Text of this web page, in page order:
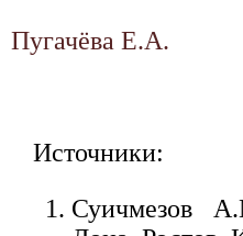
Пугачёва Е.А.
Источники:
Суичмезов